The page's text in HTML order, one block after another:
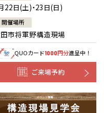
22日(土)・23日(日)
開催場所
市将軍野構造現場
QUOカード1000円分進呈中！
ご来場予約